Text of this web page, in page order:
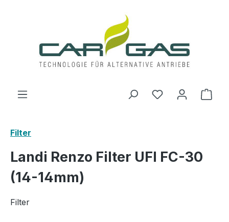
Du hast 0
Filter
Landi Renzo Filter UFI FC-30
(14-14mm)
Filter